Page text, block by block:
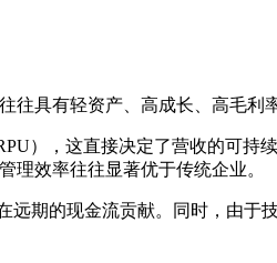
具有轻资产、高成长、高毛利
），这直接决定了营收的可持
理效率往往显著优于传统企业。
期的现金流贡献。同时，由于